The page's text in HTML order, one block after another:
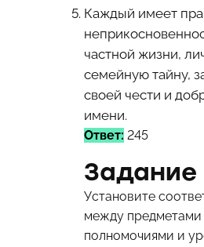
Каждый имеет
частной жизни,
семейную тайну,
своей чести и
имени.
Ответ: 245
Задание
Установите
между предметами
полномочиями и